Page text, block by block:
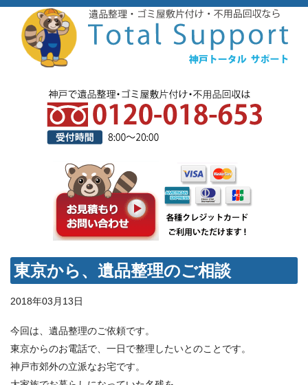
東京から、遺品整理のご相談
2018年03月13日
今回は、遺品整理のご依頼です。
東京からのお電話で、一日で整理したいとのことです。
神戸市郊外の立派なお宅です。